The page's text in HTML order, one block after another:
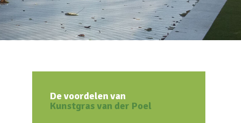
De voordelen van
Kunstgras van der Poel